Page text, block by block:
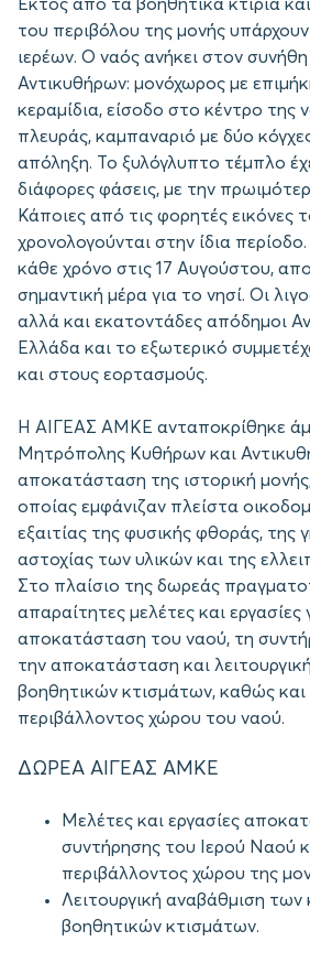
Εκτός από τα βοηθητικά κτίρια
του περιβόλου της μονής
ιερέων. Ο ναός ανήκει στον
Αντικυθήρων: μονόχωρος με
κεραμίδια, είσοδο στο κέντρο της
πλευράς, καμπαναριό με δύο
απόληξη. Το ξυλόγλυπτο τέμπλο
διάφορες φάσεις, με την
Κάποιες από τις φορητές εικόνες
χρονολογούνται στην ίδια
κάθε χρόνο στις 17 Αυγούστου,
σημαντική μέρα για το νησί. Οι
αλλά και εκατοντάδες απόδημοι
Ελλάδα και το εξωτερικό
και στους εορτασμούς.
Η ΑΙΓΕΑΣ ΑΜΚΕ ανταποκρίθηκε
Μητρόπολης Κυθήρων και
αποκατάσταση της ιστορική
οποίας εμφάνιζαν πλείστα
εξαιτίας της φυσικής φθοράς, της
αστοχίας των υλικών και της
Στο πλαίσιο της δωρεάς
απαραίτητες μελέτες και εργασίες
αποκατάσταση του ναού, τη
την αποκατάσταση και
βοηθητικών κτισμάτων, καθώς
περιβάλλοντος χώρου του ναού.
ΔΩΡΕΑ ΑΙΓΕΑΣ ΑΜΚΕ
Μελέτες και εργασίες
συντήρησης του Ιερού Ναού
περιβάλλοντος χώρου της
Λειτουργική αναβάθμιση των
βοηθητικών κτισμάτων.